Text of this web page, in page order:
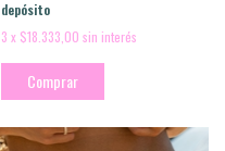
depósito
3 x $18.333,00 sin interés
Comprar